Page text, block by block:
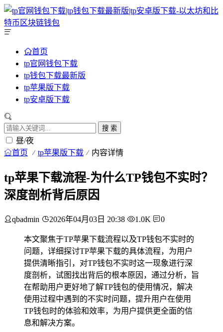
首页
tp官网钱包下载
tp钱包下载最新版
tp苹果版下载
tp安卓版下载
搜 索
昼/夜
首页 tp苹果版下载 内容详情
tp苹果下载流程-为什么TP钱包不实时？
深度剖析背后原因
qbadmin 2026年04月03日 20:38 1.0K 0
本文聚焦于TP苹果下载流程以及TP钱包不实时的
问题，详细探讨TP苹果下载的具体流程，为用户
提供清晰指引，对TP钱包不实时这一现象进行深
度剖析，试图找出背后的根本原因，通过分析，旨
在帮助用户更好地了解TP钱包的使用情况，解决
使用过程中遇到的不实时问题，提升用户在使用
TP钱包时的体验和效率，为用户提供更全面的信
息和解决方案。